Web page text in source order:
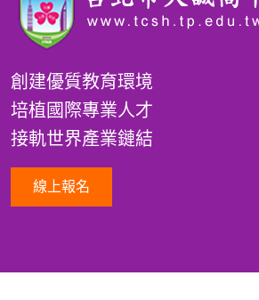
創建優質教育環境
培植國際專業人才
接軌世界產業鏈結
線上報名